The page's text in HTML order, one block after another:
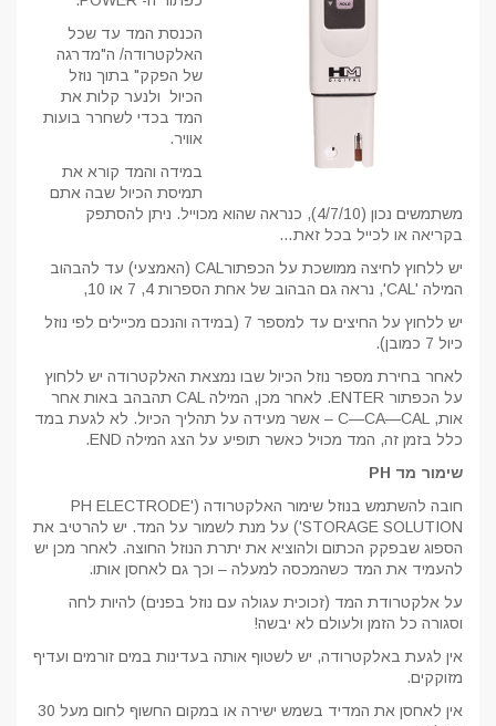
הכנסת המד עד שכל
האלקטרודה/ ה"מדרגה
של הפקק" בתוך נוזל
הכיול ולנער קלות את
המד בכדי לשחרר בועות
אוויר.
במידה והמד קורא את
תמיסת הכיול שבה אתם
משתמשים נכון (4/7/10), כנראה שהוא מכוייל. ניתן להסתפק
בקריאה או לכייל בכל זאת…
יש ללחוץ לחיצה ממושכת על הכפתורCAL (האמצעי) עד להבהוב
המילה 'CAL', נראה גם הבהוב של אחת הספרות 4, 7 או 10,
יש ללחוץ על החיצים עד למספר 7 (במידה והנכם מכיילים לפי נוזל
כיול 7 כמובן).
לאחר בחירת מספר נוזל הכיול שבו נמצאת האלקטרודה יש ללחוץ
על הכפתור ENTER. לאחר מכן, המילה CAL תהבהב באות אחר
אות, C—CA—CAL – אשר מעידה על תהליך הכיול. לא לגעת במד
כלל בזמן זה, המד מכויל כאשר תופיע על הצג המילה END.
שימור מד PH
חובה להשתמש בנוזל שימור האלקטרודה ('PH ELECTRODE
STORAGE SOLUTION') על מנת לשמור על המד. יש להרטיב את
הספוג שבפקק הכתום ולהוציא את יתרת הנוזל החוצה. לאחר מכן יש
להעמיד את המד כשהמכסה למעלה – וכך גם לאחסן אותו.
על אלקטרודת המד (זכוכית עגולה עם נוזל בפנים) להיות לחה
וסגורה כל הזמן ולעולם לא יבשה!
אין לגעת באלקטרודה, יש לשטוף אותה בעדינות במים זורמים ועדיף
מזוקקים.
אין לאחסן את המדיד בשמש ישירה או במקום החשוף לחום מעל 30